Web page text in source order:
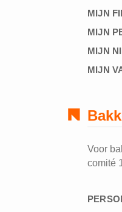
MIJN
MIJN
MIJN
MIJN
Voor
comité